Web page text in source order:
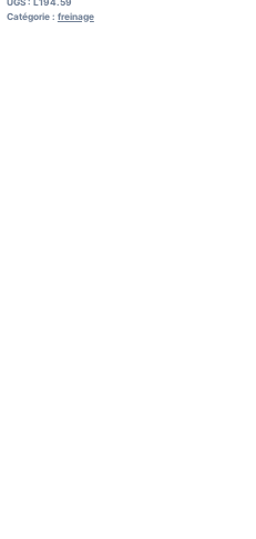
UGS : L194.59
Catégorie : freinage